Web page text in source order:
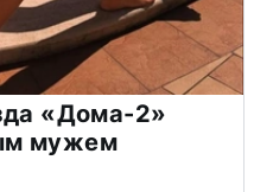
«Дома-2»
мужем